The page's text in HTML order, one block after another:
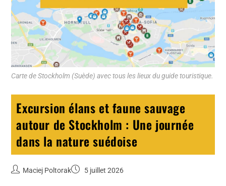
Carte de Stockholm (Suède) avec tous les lieux du guide touristique.
Excursion élans et faune sauvage
autour de Stockholm : Une journée
dans la nature suédoise
Maciej Poltorak 5 juillet 2026